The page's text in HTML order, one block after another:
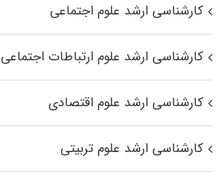
کارشناسی ارشد علوم اجتماعی
کارشناسی ارشد علوم ارتباطات اجتماعی
کارشناسی ارشد علوم اقتصادی
کارشناسی ارشد علوم تربیتی